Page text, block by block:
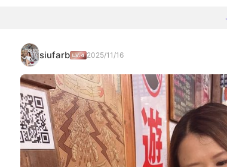
siufarb 2025/11/16